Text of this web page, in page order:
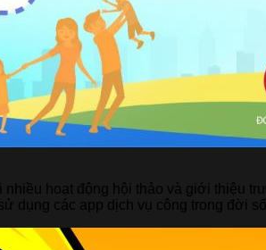
hoạt động hội thảo và giới thiệu
dụng các app dịch vụ công trong đời